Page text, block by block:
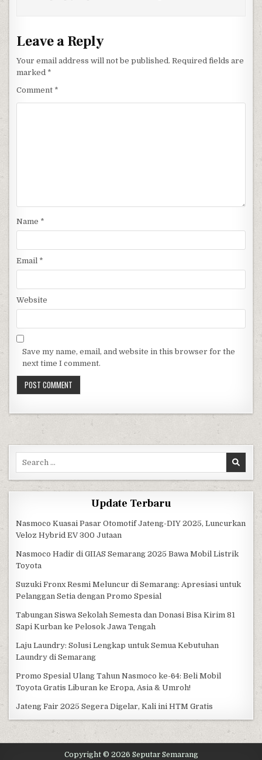
Leave a Reply
Your email address will not be published. Required fields are
marked *
Comment *
Name *
Email *
Website
Save my name, email, and website in this browser for the
next time I comment.
Update Terbaru
Nasmoco Kuasai Pasar Otomotif Jateng-DIY 2025, Luncurkan
Veloz Hybrid EV 300 Jutaan
Nasmoco Hadir di GIIAS Semarang 2025 Bawa Mobil Listrik
Toyota
Suzuki Fronx Resmi Meluncur di Semarang: Apresiasi untuk
Pelanggan Setia dengan Promo Spesial
Tabungan Siswa Sekolah Semesta dan Donasi Bisa Kirim 81
Sapi Kurban ke Pelosok Jawa Tengah
Laju Laundry: Solusi Lengkap untuk Semua Kebutuhan
Laundry di Semarang
Promo Spesial Ulang Tahun Nasmoco ke-64: Beli Mobil
Toyota Gratis Liburan ke Eropa, Asia & Umroh!
Jateng Fair 2025 Segera Digelar, Kali ini HTM Gratis
Copyright © 2026 Seputar Semarang